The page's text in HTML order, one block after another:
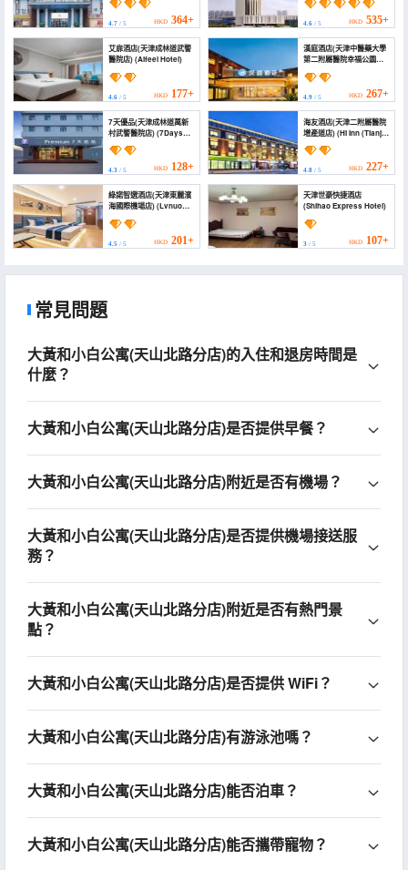
Hotel (Tianjin Hedong
Wanda Plaza
Chenglindao Subway
Station))
4.7 / 5 HKD 364+ 4.6/ 5 HKD 535+
艾扉酒店(天津成林道武警
醫院店) (Aifeel Hotel)
4.6 / 5 HKD 177+
漢庭酒店(天津中醫藥大學
第二附屬醫院幸福公園地
鐵站店) (HanTing Hotel
(Tianjin
Xingfugongyuan Metro
Station))
4.9/ 5 HKD 267+
7天優品(天津成林道萬新
村武警醫院店) (7Days
Inn Youpin (Tianjin
Chenglindao
Wanxincun Armed
Police Hospital))
4.3 / 5 HKD 128+
海友酒店(天津二附屬醫院
增產道店) (Hi Inn (Tianjin
Second Affiliated
Hospital, Zengchan
Road))
4.8/ 5 HKD 227+
綠諾智選酒店(天津東麗濱
海國際機場店) (Lvnuo
Zhixuan Hotel (Tianjin
Dongli Binhai
International Airport))
4.5 / 5 HKD 201+
天津世豪快捷酒店
(Shihao Express Hotel)
3/ 5 HKD 107+
常見問題
大黃和小白公寓(天山北路分店)的入住和退房時間是
什麼？
大黃和小白公寓(天山北路分店)是否提供早餐？
大黃和小白公寓(天山北路分店)附近是否有機場？
大黃和小白公寓(天山北路分店)是否提供機場接送服
務？
大黃和小白公寓(天山北路分店)附近是否有熱門景
點？
大黃和小白公寓(天山北路分店)是否提供 WiFi？
大黃和小白公寓(天山北路分店)有游泳池嗎？
大黃和小白公寓(天山北路分店)能否泊車？
大黃和小白公寓(天山北路分店)能否攜帶寵物？